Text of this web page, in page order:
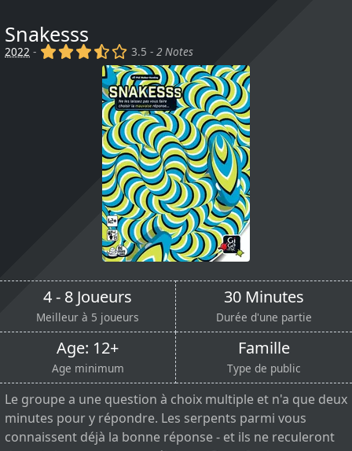
Snakesss
2022 - (x) (x) (x) (,) ()
3.5 -2 Notes
4 - 8 Joueurs
Meilleur à 5 joueurs
30 Minutes
Durée d'une partie
Age: 12+
Age minimum
Famille
Type de public
Le groupe a une question à choix multiple et n'a que deux
minutes pour y répondre. Les serpents parmi vous
connaissent déjà la bonne réponse - et ils ne reculeront